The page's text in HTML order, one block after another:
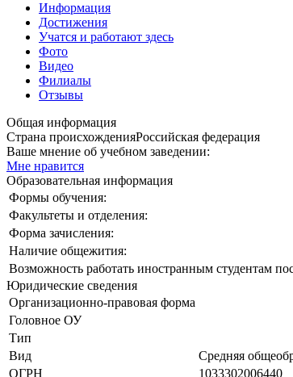
Информация
Достижения
Учатся и работают здесь
Фото
Видео
Филиалы
Отзывы
Общая информация
Страна происхожденияРоссийская федерация
Ваше мнение об учебном заведении:
Мне нравится
Образовательная информация
Формы обучения:
Факультеты и отделения:
Форма зачисления:
Наличие общежития:
Возможность работать иностранным студентам
Юридические сведения
Организационно-правовая форма
Головное ОУ
Тип
Вид
Средняя
ОГРН
1033302006440